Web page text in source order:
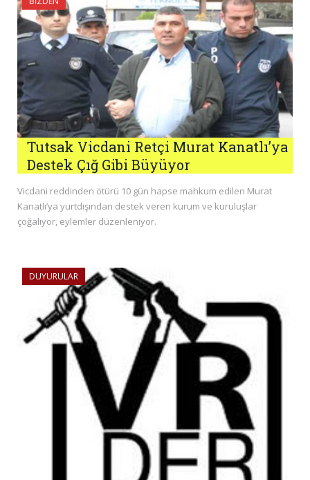
Tutsak Vicdani Retçi Murat Kanatlı’ya
Destek Çığ Gibi Büyüyor
Vicdani reddinden ötürü 10 gün hapse mahkum edilen Murat
Kanatlı’ya yurtdışından destek veren kurum ve kuruluşlar
çoğalıyor, eylemler düzenleniyor.
DUYURULAR